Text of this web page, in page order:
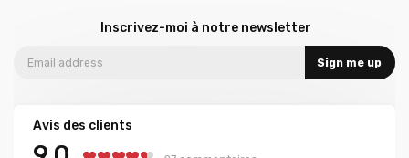
Inscrivez-moi à notre newsletter
Sign me up
Avis des clients